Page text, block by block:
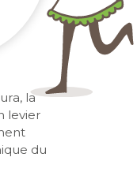
la
levier
du